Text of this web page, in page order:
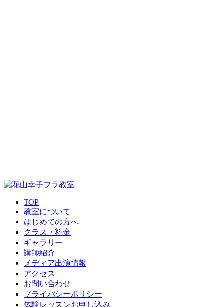
TOP
教室について
はじめての方へ
クラス・料金
ギャラリー
講師紹介
メディア出演情報
アクセス
お問い合わせ
プライバシーポリシー
体験レッスンお申し込み